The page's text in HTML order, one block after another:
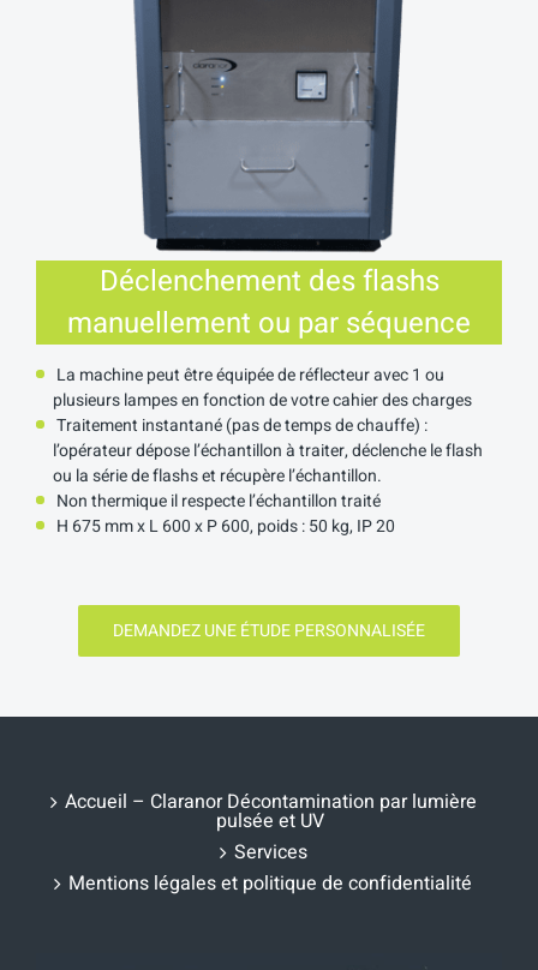
Déclenchement des flashs
manuellement ou par séquence
La machine peut être équipée de réflecteur avec 1 ou
plusieurs lampes en fonction de votre cahier des charges
Traitement instantané (pas de temps de chauffe) :
l’opérateur dépose l’échantillon à traiter, déclenche le flash
ou la série de flashs et récupère l’échantillon.
Non thermique il respecte l’échantillon traité
H 675 mm x L 600 x P 600, poids : 50 kg, IP 20
DEMANDEZ UNE ÉTUDE PERSONNALISÉE
Accueil – Claranor Décontamination par lumière
pulsée et UV
Services
Mentions légales et politique de confidentialité